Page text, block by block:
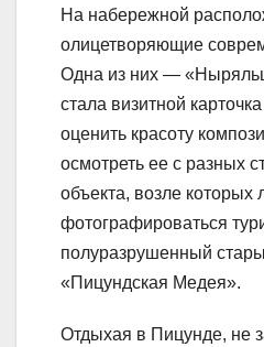
На набережной
олицетворяющие
Одна из них —
стала визитной
оценить красоту
осмотреть ее с разных
объекта, возле которых
фотографироваться
полуразрушенный
«Пицундская Медея».
Отдыхая в Пицунде, не